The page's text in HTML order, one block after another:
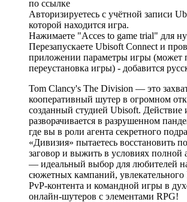
по ссылке
Авторизируетесь с учётной записи
которой находится игра.
Нажимаете "Acces to game trial" для
Перезапускаете Ubisoft Connect и
приложении параметры игры (может
переустановка игры) - добавится
Tom Clancy's The Division — это
кооперативный шутер в огромном
созданный студией Ubisoft. Действие
разворачивается в разрушенном
где вы в роли агента секретного
«Дивизия» пытаетесь восстановить
заговор и выжить в условиях полной
— идеальный выбор для любителей
сюжетных кампаний, увлекательного
PvP‑контента и командной игры в
онлайн‑шутеров с элементами RPG!